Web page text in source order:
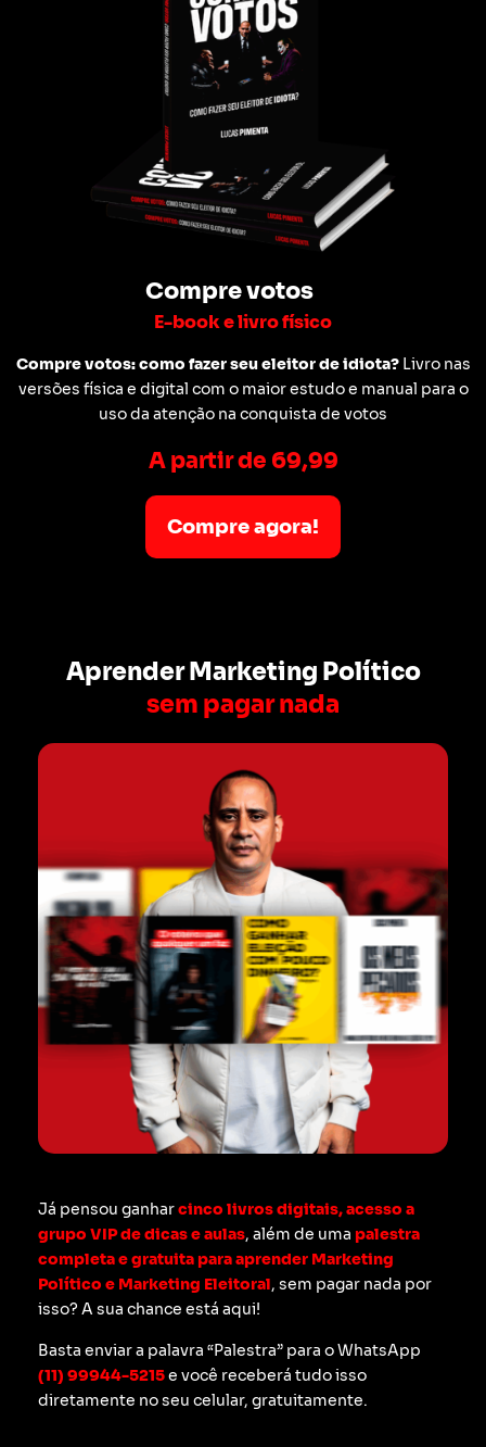
Compre votos
E-book e livro físico
Compre votos: como fazer seu eleitor de idiota?Livro nas
versões física e digital com o maior estudo e manual para o
uso da atenção na conquista de votos
A partir de 69,99
Compre agora!
Aprender Marketing Político
sem pagar nada
Já pensou ganharcinco livros digitais, acesso a
grupo VIP de dicas e aulas, além de uma palestra
completa e gratuita para aprender Marketing
Político e Marketing Eleitoral, sem pagar nada por
isso? A sua chance está aqui!
Basta enviar a palavra “Palestra” para o WhatsApp
(11) 99944-5215e você receberá tudo isso
diretamente no seu celular, gratuitamente.